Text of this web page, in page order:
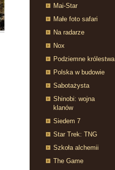
Mai-Star
Małe foto safari
Na radarze
Nox
Podziemne królestwa
Polska w budowie
Sabotażysta
Shinobi: wojna
klanów
Siedem 7
Star Trek: TNG
Szkoła alchemii
The Game